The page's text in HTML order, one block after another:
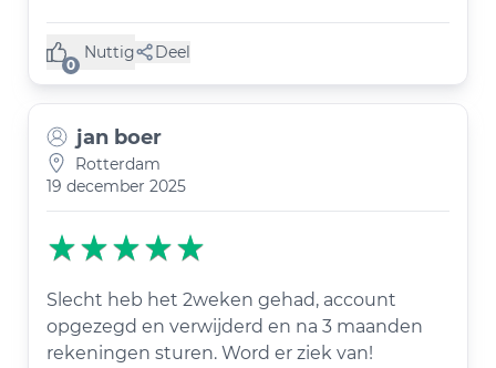
0
Nuttig
(0 like) Deel
jan boer
Rotterdam
19 december 2025
Slecht heb het 2weken gehad, account
opgezegd en verwijderd en na 3 maanden
rekeningen sturen. Word er ziek van!